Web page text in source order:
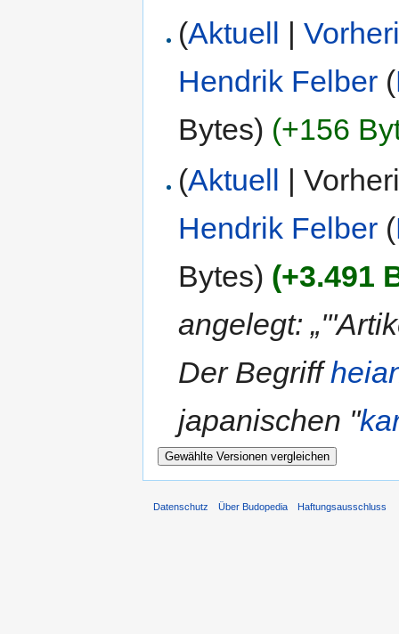
(Aktuell |
Hendrik Felber (
Bytes) (+156
(Aktuell |
Hendrik Felber (
Bytes) (+3.491
angelegt:
Der Begriff
japanischen ''
Datenschutz Über Budopedia Haftungsausschluss